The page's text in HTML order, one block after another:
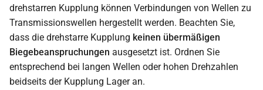
drehstarren Kupplung können Verbindungen von Wellen zu
Transmissionswellen hergestellt werden. Beachten Sie,
dass die drehstarre Kupplung keinen übermäßigen
Biegebeanspruchungen ausgesetzt ist. Ordnen Sie
entsprechend bei langen Wellen oder hohen Drehzahlen
beidseits der Kupplung Lager an.